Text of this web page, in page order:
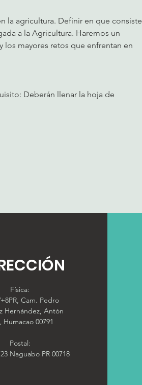
la agricultura. Definir en que consiste
a la Agricultura. Haremos un
los mayores retos que enfrentan en
Deberán llenar la hoja de
Física:
Cam. Pedro
Hernández, Antón
Humacao 00791
Postal:
Naguabo PR 00718